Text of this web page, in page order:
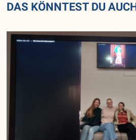
DAS KÖNNTEST DU